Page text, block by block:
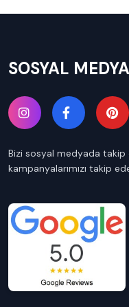
SOSYAL MEDYA
Bizi sosyal medyada takip
kampanyalarımızı takip